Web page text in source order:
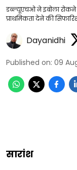
डब्ल्यूएचओ ने इबोला
प्राथमिकता देने की
Dayanidhi
Published on: 09
सारांश